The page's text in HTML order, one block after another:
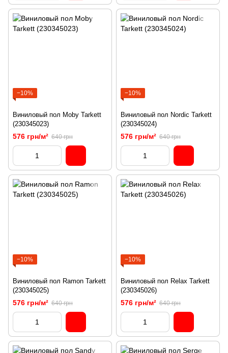
−10%
Виниловый пол Moby Tarkett
(230345023)
576 грн/м² 640 грн
−10%
Виниловый пол Nordic Tarkett
(230345024)
576 грн/м² 640 грн
−10%
Виниловый пол Ramon Tarkett
(230345025)
576 грн/м² 640 грн
−10%
Виниловый пол Relax Tarkett
(230345026)
576 грн/м² 640 грн